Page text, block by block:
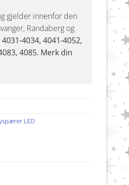
gjelder innenfor den
Randaberg og
4034, 4041-4052,
4085. Merk din
LED